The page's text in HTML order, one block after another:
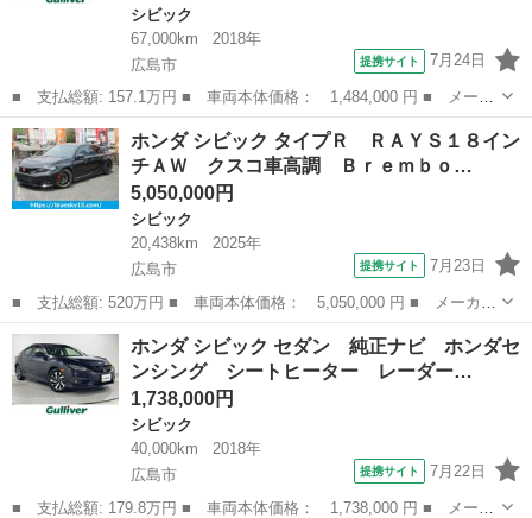
シビック
67,000km
2018年
広島市
提携サイト 7月24日
■ 支払総額: 157.1万円 ■ 車両本体価格： 1,484,000 円 ■ メーカ
ー名： ホンダ ■ 車種名： シビック ■ グレード名： セダン
ホンダセンシング ＷＯＲＫ１９インチアルミホイール ＨＫＳ車高
調 社外...
広島 広島市 シビック
ホンダ シビック タイプＲ ＲＡＹＳ１８イン
チＡＷ クスコ車高調 Ｂｒｅｍｂｏ…
5,050,000円
シビック
20,438km
2025年
広島市
提携サイト 7月23日
■ 支払総額: 520万円 ■ 車両本体価格： 5,050,000 円 ■ メーカー
名： ホンダ ■ 車種名： シビック ■ グレード名： タイプＲ
ＲＡＹＳ１８インチＡＷ クスコ車高調 Ｂｒｅｍｂｏ社製キャリパ
ー ＫＥＮ...
広島 広島市 シビック
ホンダ シビック セダン 純正ナビ ホンダセ
ンシング シートヒーター レーダー…
1,738,000円
シビック
40,000km
2018年
広島市
提携サイト 7月22日
■ 支払総額: 179.8万円 ■ 車両本体価格： 1,738,000 円 ■ メーカ